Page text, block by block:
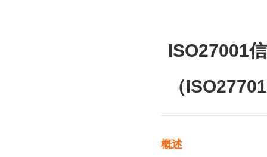
ISO27001
（
概述